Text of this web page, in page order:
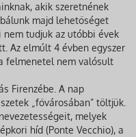
akik szeretnének
majd lehetőséget
tudjuk az utóbbi évek
Az elmúlt 4 évben egyszer
felmenetel nem valósult
Firenzébe. A nap
„fővárosában” töltjük.
melyek
híd (Ponte Vecchio), a